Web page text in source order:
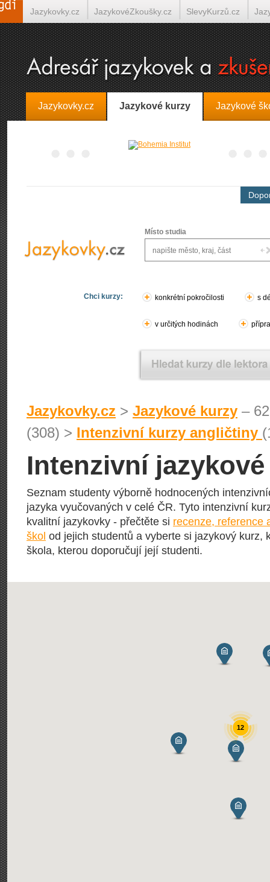
Jazykovky.cz Jazykové kurzy Jazykové
Místo studia
Chci kurzy: konkrétní pokročilosti s
v určitých hodinách
Jazykovky.cz > Jazykové kurzy –
(308) > Intenzivní kurzy angličtiny
Intenzivní
Seznam studenty výborně hodnocených
jazyka vyučovaných v celé ČR. Tyto intenzivní
kvalitní jazykovky - přečtěte si recenze, reference
škol od jejich studentů a vyberte si jazykový kurz,
škola, kterou doporučují její studenti.
12
Jazykovky.cz JazykovéZkoušky.cz SlevyKurzů.cz
Španělština on-line Italština on-line Tlumočení-